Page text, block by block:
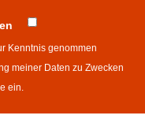
Kenntnis genommen
meiner Daten zu Zwecken
ein.